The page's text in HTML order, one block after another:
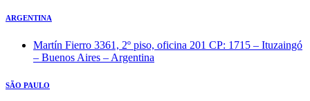
ARGENTINA
Martín Fierro 3361, 2º piso, oficina 201 CP: 1715 – Ituzaingó
– Buenos Aires – Argentina
SÃO PAULO